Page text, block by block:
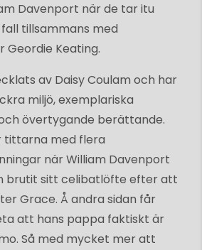
Davenport när de tar itu
tillsammans med
Geordie Keating.
av Daisy Coulam och har
miljö, exemplariska
övertygande berättande.
tittarna med flera
när William Davenport
brutit sitt celibatlöfte efter att
Grace. Å andra sidan får
att hans pappa faktiskt är
Så med mycket mer att